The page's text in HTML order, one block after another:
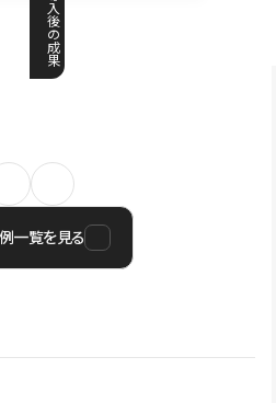
入
後
の
成
果
一覧を見る